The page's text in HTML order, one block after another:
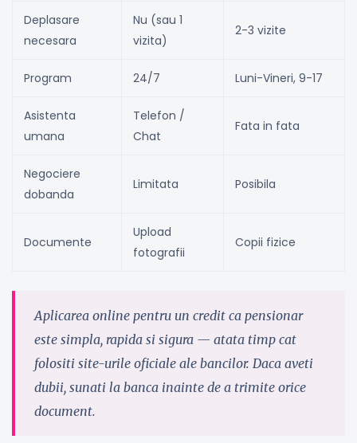
Deplasare
necesara
Nu (sau 1
vizita)
2-3 vizite
Program 24/7 Luni-Vineri, 9-17
Asistenta
umana
Telefon /
Chat
Fata in fata
Negociere
dobanda
Limitata Posibila
Documente
Upload
fotografii
Copii fizice
Aplicarea online pentru un credit ca pensionar
este simpla, rapida si sigura — atata timp cat
folositi site-urile oficiale ale bancilor. Daca aveti
dubii, sunati la banca inainte de a trimite orice
document.